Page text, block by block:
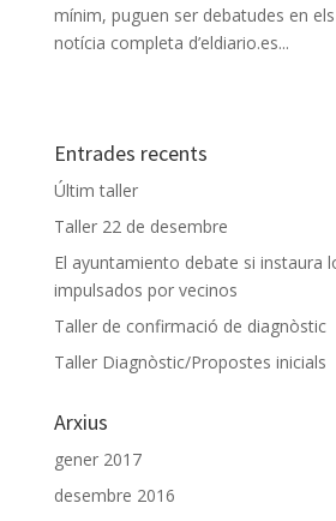
mínim, puguen ser debatudes en els
notícia completa d’eldiario.es...
Entrades recents
Últim taller
Taller 22 de desembre
El ayuntamiento debate si instaura
impulsados por vecinos
Taller de confirmació de diagnòstic
Taller Diagnòstic/Propostes inicials
Arxius
gener 2017
desembre 2016